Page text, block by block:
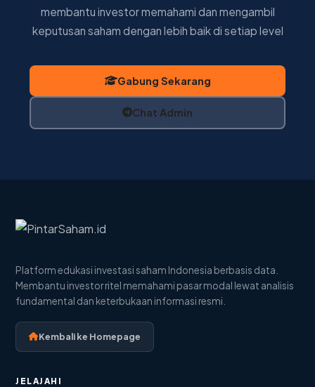
membantu investor memahami dan mengambil
keputusan saham dengan lebih baik di setiap level
Gabung Sekarang
Chat Admin
Platform edukasi investasi saham Indonesia berbasis data.
Membantu investor ritel memahami pasar modal lewat analisis
fundamental dan keterbukaan informasi resmi.
Kembali ke Homepage
JELAJAHI